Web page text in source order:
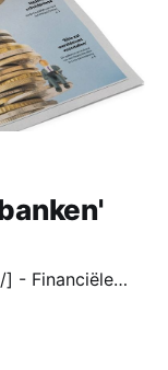
- Financiële
DeAndereKr